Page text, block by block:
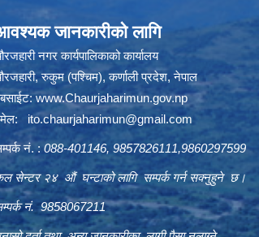
जानकारीको लागि
नगर कार्यपालिकाको कार्यालय
रुकुम (पश्चिम), कर्णाली प्रदेश, नेपाल
www.Chaurjaharimun.gov.np
ito.chaurjaharimun@gmail.com
नं. : 088-401146, 9857826111,9860297599
सेन्टर २४ औं घन्टाको लागि सम्पर्क गर्न सक्नुहुने छ।
नं. 9858067211